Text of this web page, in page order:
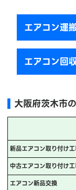
エアコン運
エアコン回
大阪府茨木市
新品エアコン取り付け
中古エアコン取り付け
エアコン新品交換